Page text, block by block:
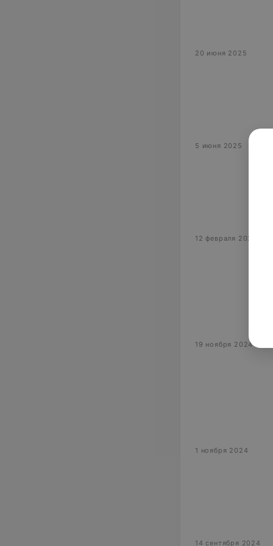
20 июня 2025
5 июня 2025
12 февраля 2025
19 ноября 2024
1 ноября 2024
14 сентября 2024